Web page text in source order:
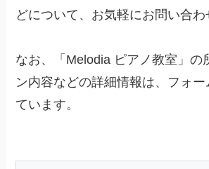
どについて、お気軽にお問い合わ
なお、「Melodia ピアノ教室」の
ン内容などの詳細情報は、フォー
ています。